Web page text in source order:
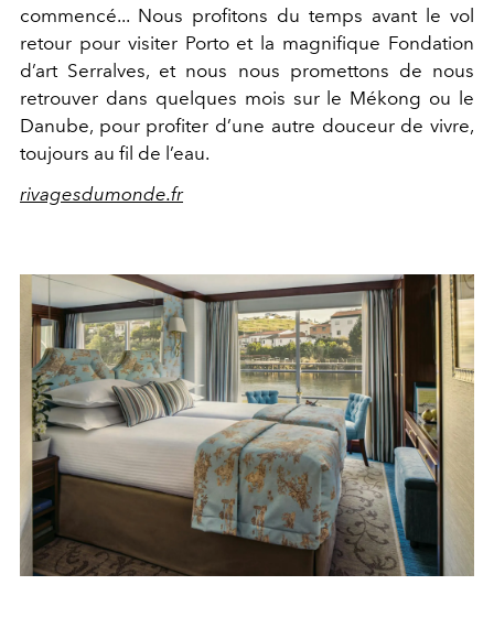
commencé... Nous profitons du temps avant le vol
retour pour visiter Porto et la magnifique Fondation
d’art Serralves, et nous nous promettons de nous
retrouver dans quelques mois sur le Mékong ou le
Danube, pour profiter d’une autre douceur de vivre,
toujours au fil de l’eau.
rivagesdumonde.fr